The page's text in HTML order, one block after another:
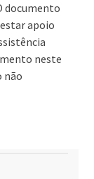
documento
apoio
neste
não